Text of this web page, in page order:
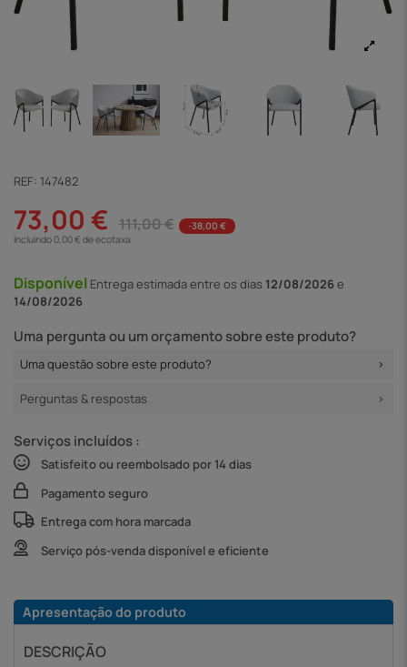
REF: 147482
73,00 € 111,00 €
-38,00 €
Incluindo 0,00 € de ecotaxa
Disponível Entregaestimada entre os dias 12/08/2026e
14/08/2026
Uma pergunta ou um orçamento sobre este produto?
Uma questão sobre este produto?
Perguntas & respostas
Serviços incluídos :
Satisfeito ou reembolsado por 14 dias
Pagamento seguro
Entrega com hora marcada
Serviço pós-venda disponível e eficiente
Apresentação do produto
DESCRIÇÃO